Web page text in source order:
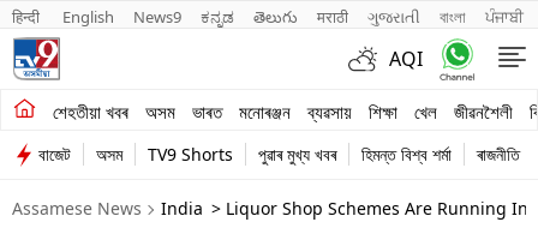
हिन्दी English News9 ಕನ್ನಡ తెలుగు मराठी ગુજરાતી বাংলা ਪੰਜਾਬੀ
AQI
শেহতীয়া খবৰ অসম ভাৰত মনোৰঞ্জন ব্যৱসায় শিক্ষা খেল জীৱনশৈলী
শেহতীয়া খবৰ
অসম
ভাৰত
বাজেট অসম TV9 Shorts পুৱাৰ মুখ্য খবৰ হিমন্ত বিশ্ব শৰ্মা ৰাজনীতি
Assamese News India > Liquor Shop Schemes Are Running In